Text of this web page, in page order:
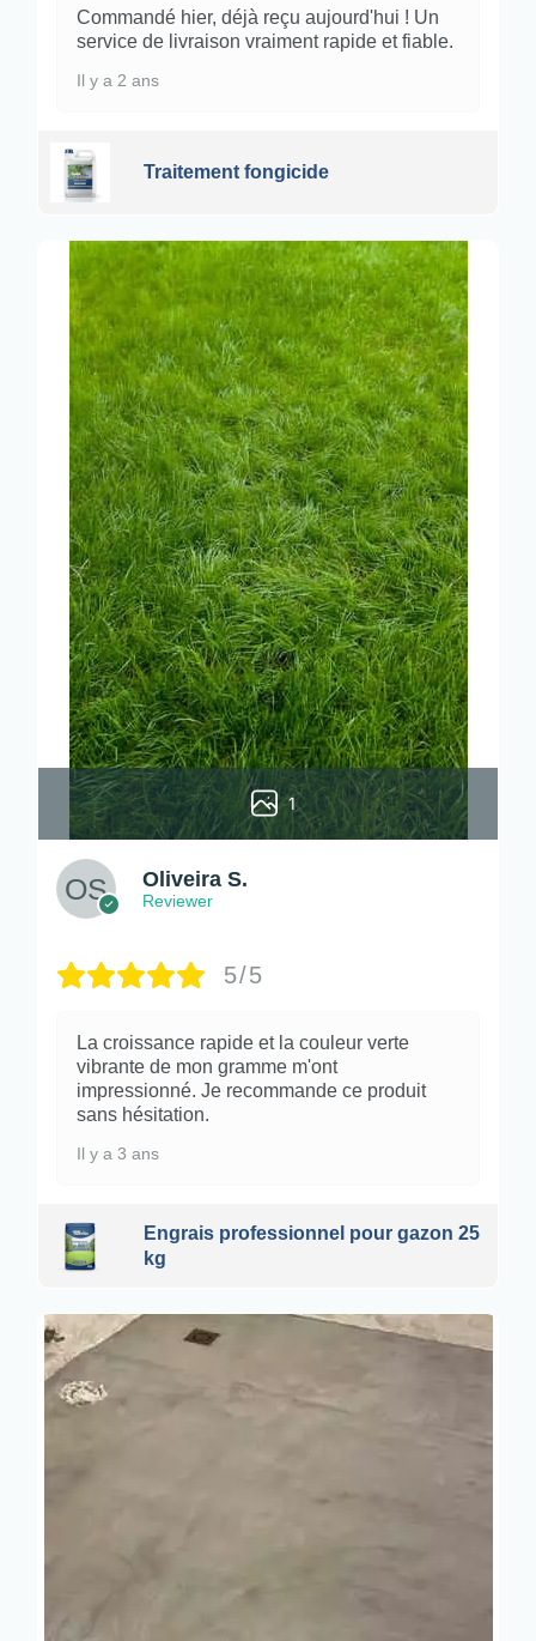
Commandé hier, déjà reçu aujourd'hui ! Un
service de livraison vraiment rapide et fiable.
Il y a 2 ans
Traitement fongicide
1
Oliveira S.
Reviewer
5/5
La croissance rapide et la couleur verte
vibrante de mon gramme m'ont
impressionné. Je recommande ce produit
sans hésitation.
Il y a 3 ans
Engrais professionnel pour gazon 25
kg